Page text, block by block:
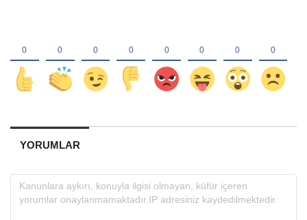
YORUMLAR